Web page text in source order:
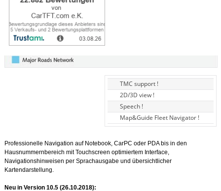
TMC support !
2D/3D view !
Speech !
Map&Guide Fleet Navigator !
Professionelle Navigation auf Notebook, CarPC oder PDA bis in den
Hausnummernbereich mit Touchscreen optimiertem Interface,
Navigationshinweisen per Sprachausgabe und übersichtlicher
Kartendarstellung.
Neu in Version 10.5 (26.10.2018):